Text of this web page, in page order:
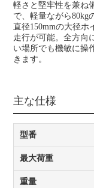
軽さと堅牢性を兼ね
で、軽量ながら80kg
直径150mmの大径ホ
走行が可能。全方向
い場所でも機敏に操
きます。
主な仕様
型番
最大荷重
重量